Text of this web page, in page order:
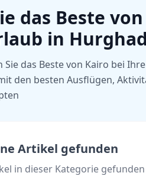
das Beste
in
Sie das Beste von Kairo bei
den besten Ausflügen,
Artikel gefunden
in dieser Kategorie gefunden